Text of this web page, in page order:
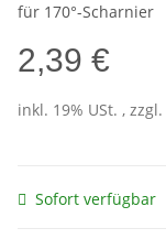
für 170°-Scharnier
2,39 €
inkl. 19% USt. , zzgl.
Sofort verfügbar